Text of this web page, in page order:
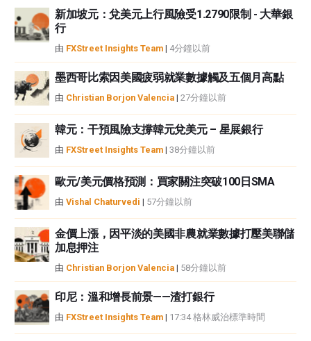
性不作任何陳述。FXStreet和作者將不承擔任何錯誤，遺漏或任何損失，傷害
或損害由此資訊及其顯示或使用引起的。錯誤和遺漏除外。本文作者和
FXStreet並非註冊投資顧問，本文內容無意提供任何投資建議。
新加坡元：兌美元上行風險受1.2790限制 - 大華銀
行
由 FXStreet Insights Team | 4分鐘以前
墨西哥比索因美國疲弱就業數據觸及五個月高點
由 Christian Borjon Valencia | 27分鐘以前
韓元：干預風險支撐韓元兌美元 – 星展銀行
由 FXStreet Insights Team | 38分鐘以前
歐元/美元價格預測：買家關注突破100日SMA
由 Vishal Chaturvedi | 57分鐘以前
金價上漲，因平淡的美國非農就業數據打壓美聯儲
加息押注
由 Christian Borjon Valencia | 58分鐘以前
印尼：溫和增長前景——渣打銀行
由 FXStreet Insights Team | 17:34 格林威治標準時間